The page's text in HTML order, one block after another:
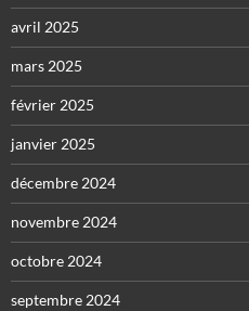
avril 2025
mars 2025
février 2025
janvier 2025
décembre 2024
novembre 2024
octobre 2024
septembre 2024